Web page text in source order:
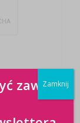
zawsze
Zamknij